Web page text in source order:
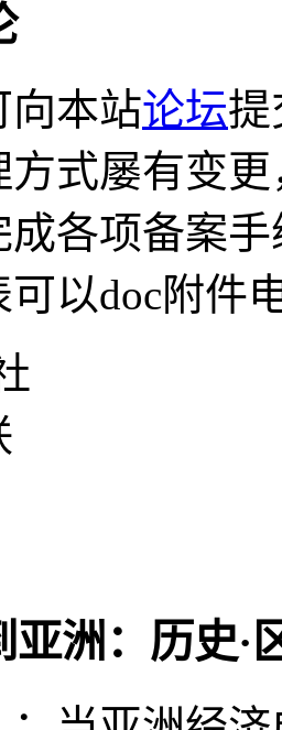
向本站论坛提
方式屡有变
成各项备案
可以doc附件
洲：历史·